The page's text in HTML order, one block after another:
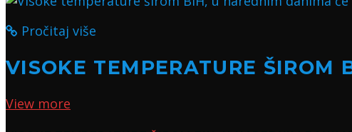
Pročitaj više
VISOKE TEMPERATURE
View more